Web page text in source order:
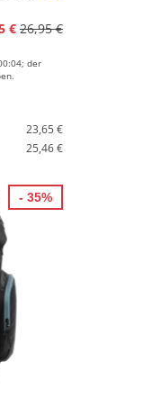
€ 26,95 €
der
23,65 €
25,46 €
- 35%